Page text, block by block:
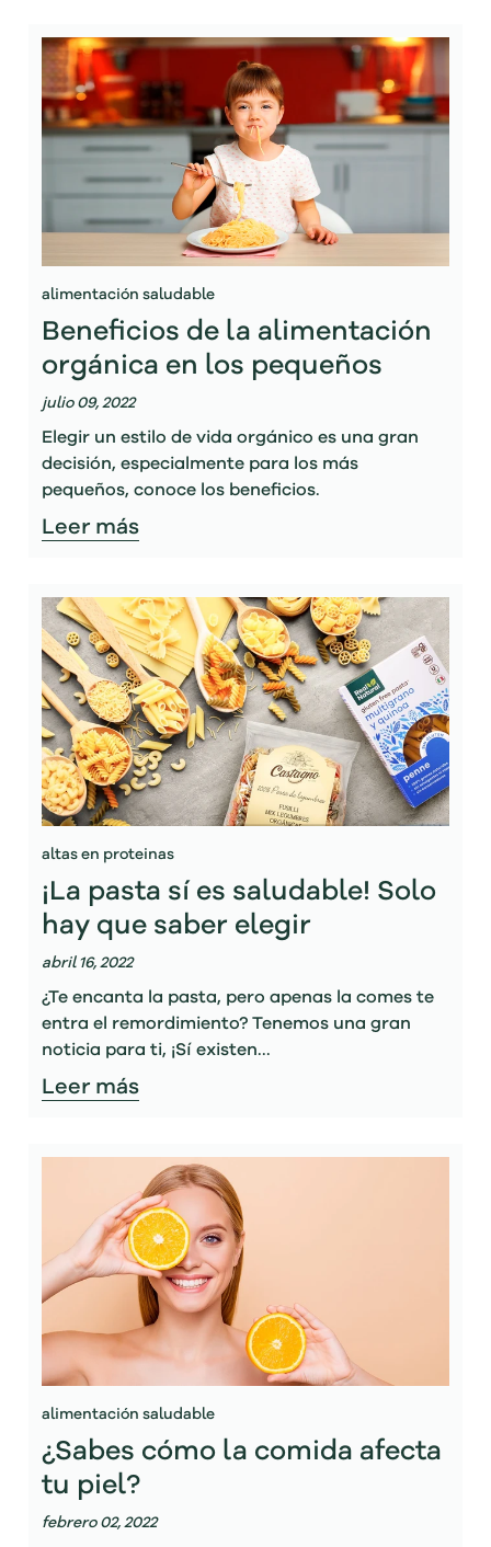
alimentación saludable
Beneficios de la alimentación
orgánica en los pequeños
julio 09, 2022
Elegir un estilo de vida orgánico es una gran
decisión, especialmente para los más
pequeños, conoce los beneficios.
Leer más
altas en proteinas
¡La pasta sí es saludable! Solo
hay que saber elegir
abril 16, 2022
¿Te encanta la pasta, pero apenas la comes te
entra el remordimiento? Tenemos una gran
noticia para ti, ¡Sí existen...
Leer más
alimentación saludable
¿Sabes cómo la comida afecta
tu piel?
febrero 02, 2022